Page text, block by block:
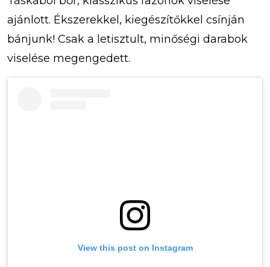
ajánlott. Ékszerekkel, kiegészítőkkel csínján
bánjunk! Csak a letisztult, minőségi darabok
viselése megengedett.
View this post on Instagram